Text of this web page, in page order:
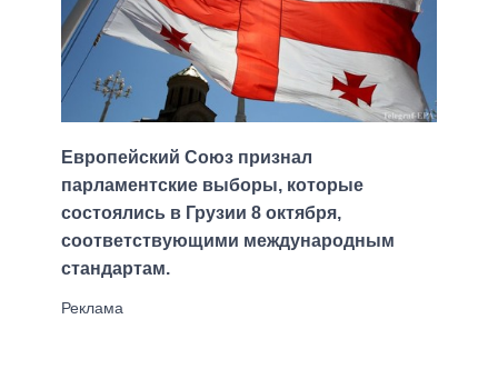
Европейский Союз признал
парламентские выборы, которые
состоялись в Грузии 8 октября,
соответствующими международным
стандартам.